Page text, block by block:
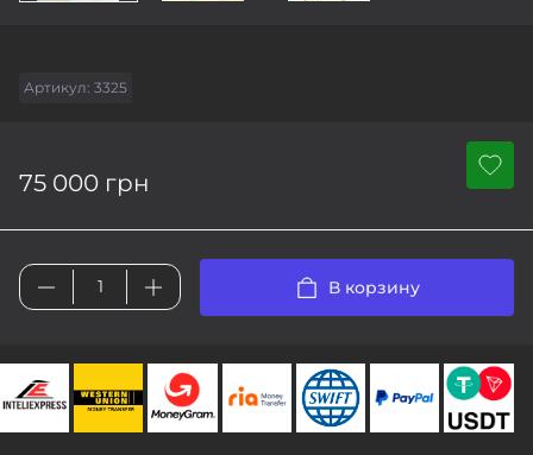
Артикул: 3325
75 000 грн
В корзину